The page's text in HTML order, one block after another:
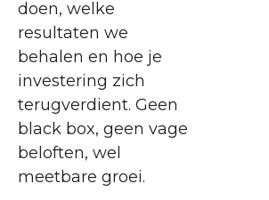
doen, welke
resultaten we
behalen en hoe je
investering zich
terugverdient. Geen
black box, geen vage
beloften, wel
meetbare groei.